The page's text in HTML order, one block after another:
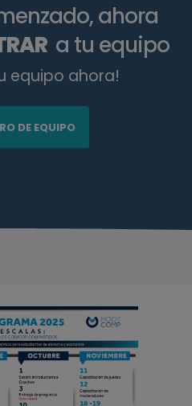
ahora
a tu equipo
equipo ahora!
DE EQUIPO